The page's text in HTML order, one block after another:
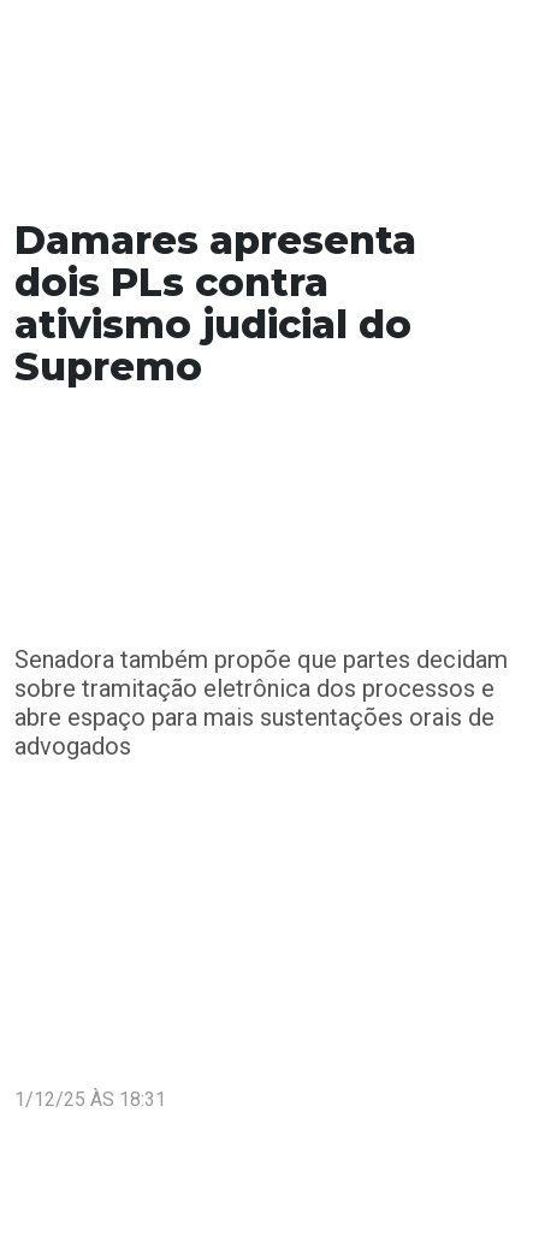
Damares apresenta
dois PLs contra
ativismo judicial do
Supremo
Senadora também propõe que partes decidam
sobre tramitação eletrônica dos processos e
abre espaço para mais sustentações orais de
advogados
1/12/25 ÀS 18:31